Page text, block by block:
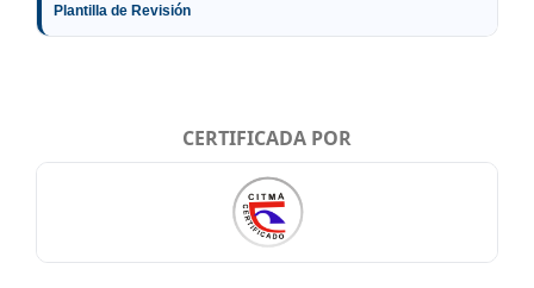
Plantilla de Revisión
CERTIFICADA POR